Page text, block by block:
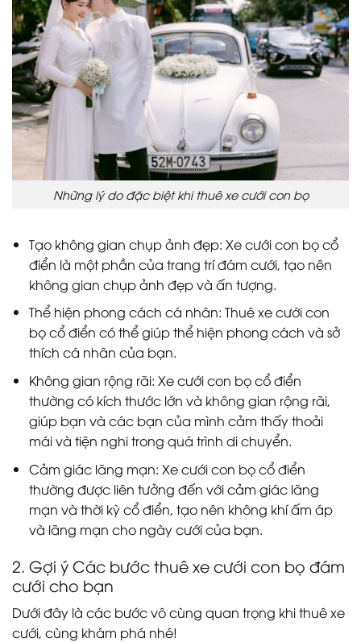
Những lý do đặc biệt khi thuê xe cưới con bọ
Tạo không gian chụp ảnh đẹp: Xe cưới con bọ cổ
điển là một phần của trang trí đám cưới, tạo nên
không gian chụp ảnh đẹp và ấn tượng.
Thể hiện phong cách cá nhân: Thuê xe cưới con
bọ cổ điển có thể giúp thể hiện phong cách và sở
thích cá nhân của bạn.
Không gian rộng rãi: Xe cưới con bọ cổ điển
thường có kích thước lớn và không gian rộng rãi,
giúp bạn và các bạn của mình cảm thấy thoải
mái và tiện nghi trong quá trình di chuyển.
Cảm giác lãng mạn: Xe cưới con bọ cổ điển
thường được liên tưởng đến với cảm giác lãng
mạn và thời kỳ cổ điển, tạo nên không khí ấm áp
và lãng mạn cho ngày cưới của bạn.
2. Gợi ý Các bước thuê xe cưới con bọ đám
cưới cho bạn
Dưới đây là các bước vô cùng quan trọng khi thuê xe
cưới, cùng khám phá nhé!